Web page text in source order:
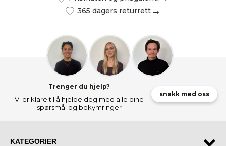
365 dagers returrett
Trenger du hjelp?
Vi er klare til å hjelpe deg med alle dine
spørsmål og bekymringer
snakk med oss
KATEGORIER